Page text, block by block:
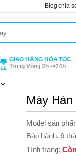
Blog chia
GIAO HÀNG HỎA TỐC
Trong Vòng 2h ->24h
Máy
Model sản
Bảo hành: 6
Tình trạng: